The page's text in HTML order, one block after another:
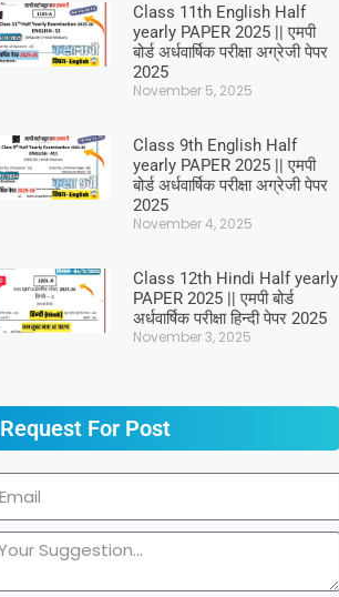
Class 11th English Half
yearly PAPER 2025 || एमपी
बोर्ड अर्धवार्षिक परीक्षा अग्रेजी पेपर
2025
November 5, 2025
Class 9th English Half
yearly PAPER 2025 || एमपी
बोर्ड अर्धवार्षिक परीक्षा अग्रेजी पेपर
2025
November 4, 2025
Class 12th Hindi Half yearly
PAPER 2025 || एमपी बोर्ड
अर्धवार्षिक परीक्षा हिन्दी पेपर 2025
November 3, 2025
Request For Post